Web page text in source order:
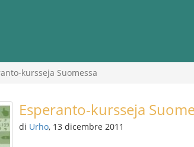
kursseja Suomessa
Esperanto-kursseja
di Urho, 13 dicembre 2011